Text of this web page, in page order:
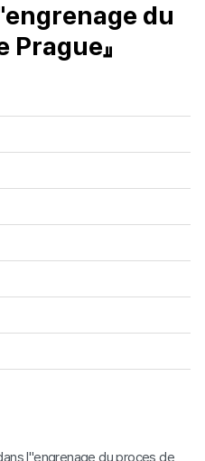
du
Prague』
dans l"engrenage du proces de